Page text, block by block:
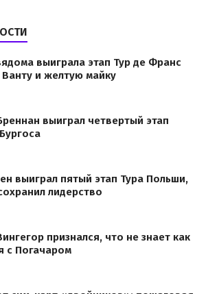
выиграла этап Тур де Франс
и желтую майку
выиграл четвертый этап
выиграл пятый этап Тура Польши,
лидерство
признался, что не знает как
с Погачаром